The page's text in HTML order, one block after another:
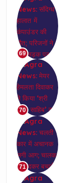
69
70
71